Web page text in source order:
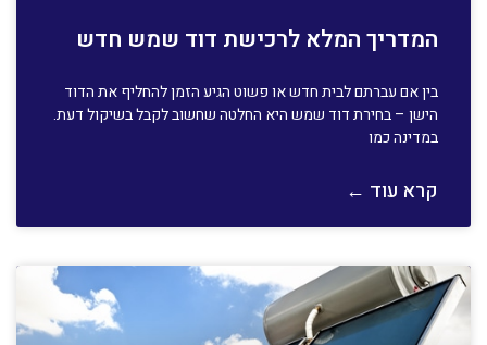
המדריך המלא לרכישת דוד שמש חדש
בין אם עברתם לבית חדש או פשוט הגיע הזמן להחליף את הדוד
הישן – בחירת דוד שמש היא החלטה שחשוב לקבל בשיקול דעת.
במדינה כמו
קרא עוד ←